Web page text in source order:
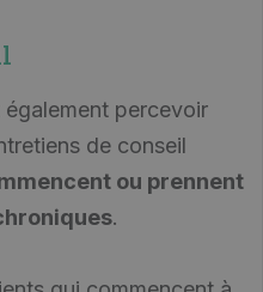
percevoir
de conseil
ou prennent
.